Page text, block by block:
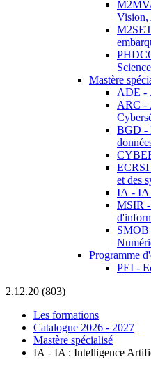
Vision,
Science
Mastère
ADE -
ARC -
BGD -
ECRSI
et des
IA - IA
MSIR -
SMOB
Programme
PEI -
2.12.20 (803)
Les formations
Catalogue 2026 - 2027
Mastère spécialisé
IA - IA : Intelligence